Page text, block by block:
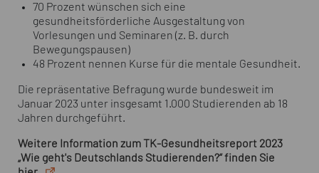
70 Prozent wünschen sich eine
gesundheitsförderliche Ausgestaltung von
Vorlesungen und Seminaren (z. B. durch
Bewegungspausen)
48 Prozent nennen Kurse für die mentale Gesundheit.
Die repräsentative Befragung wurde bundesweit im
Januar 2023 unter insgesamt 1.000 Studierenden ab 18
Jahren durchgeführt.
Weitere Information zum TK-Gesundheitsreport 2023
„Wie geht's Deutschlands Studierenden?“ finden Sie